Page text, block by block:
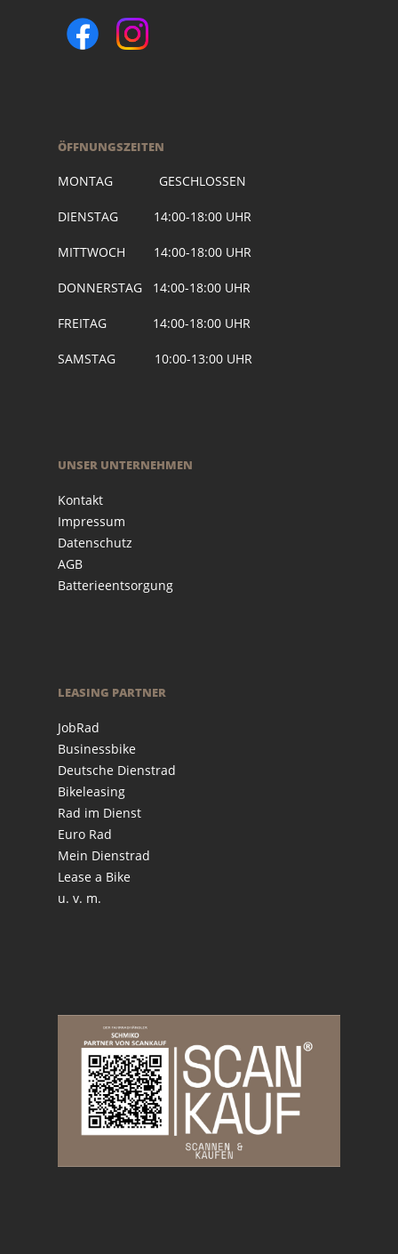
ÖFFNUNGSZEITEN
MONTAG GESCHLOSSEN
DIENSTAG 14:00-18:00 UHR
MITTWOCH 14:00-18:00 UHR
DONNERSTAG 14:00-18:00 UHR
FREITAG 14:00-18:00 UHR
SAMSTAG 10:00-13:00 UHR
UNSER UNTERNEHMEN
Kontakt
Impressum
Datenschutz
AGB
Batterieentsorgung
LEASING PARTNER
JobRad
Businessbike
Deutsche Dienstrad
Bikeleasing
Rad im Dienst
Euro Rad
Mein Dienstrad
Lease a Bike
u. v. m.